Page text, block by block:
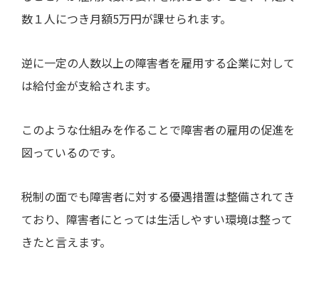
数１人につき月額5万円が課せられます。
逆に一定の人数以上の障害者を雇用する企業に対して
は給付金が支給されます。
このような仕組みを作ることで障害者の雇用の促進を
図っているのです。
税制の面でも障害者に対する優遇措置は整備されてき
ており、障害者にとっては生活しやすい環境は整って
きたと言えます。